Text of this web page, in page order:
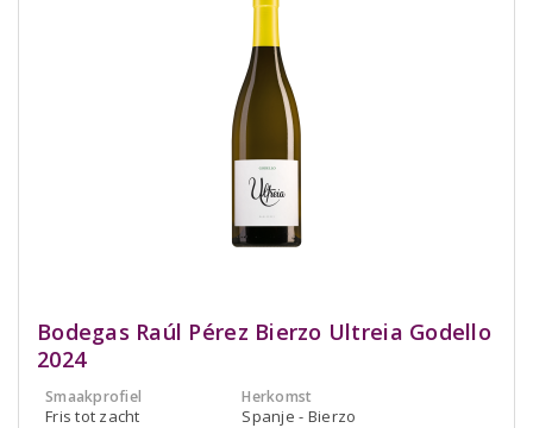
Bodegas Raúl Pérez Bierzo Ultreia Godello
2024
Smaakprofiel
Fris tot zacht
Herkomst
Spanje - Bierzo